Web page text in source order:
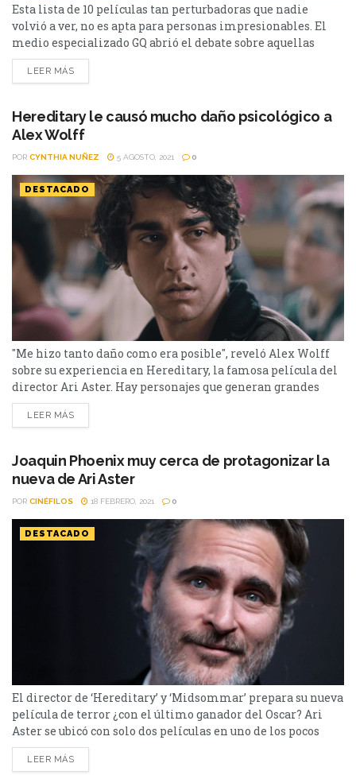
Esta lista de 10 películas tan perturbadoras que nadie
volvió a ver, no es apta para personas impresionables. El
medio especializado GQ abrió el debate sobre aquellas
películas que perturbaron tanto al espectador que nadie
quiso volver a ver. En Cinéfilos mencionamos algunas de
Serbian Film La ópera prima de Srdjan...
LEER MÁS
Hereditary le causó mucho daño psicológico a
Alex Wolff
POR CYNTHIA NUÑEZ 5 AGOSTO, 2021 0
DESTACADO
"Me hizo tanto daño como era posible", reveló Alex Wolff
sobre su experiencia en Hereditary, la famosa película del
director Ari Aster. Hay personajes que generan grandes
cambios emocionales en los actores. Recientemente, Alex
Wolff reveló que esto mismo sucedió con él cuando filmó
el joven actor dio vida a...
LEER MÁS
Joaquin Phoenix muy cerca de protagonizar la
nueva de Ari Aster
POR CINÉFILOS 18 FEBRERO, 2021 0
DESTACADO
El director de ‘Hereditary’ y ‘Midsommar’ prepara su nueva
película de terror ¿con el último ganador del Oscar? Ari
Aster se ubicó con solo dos películas en uno de los pocos
referentes contemporáneos del género terror. Si bien el
director ya había adelantado que su próxima película sería
LEER MÁS